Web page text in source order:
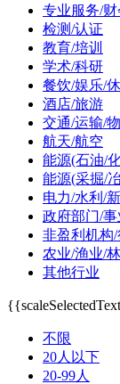
专业服务/
检测/认证
教育/培训
学术/科研
餐饮/娱乐/
酒店/旅游
交通/运输/
航天/航空
能源(石油/
能源(采掘/
电力/水利/
政府部门/
非盈利机构
农业/渔业/
其他行业
不限
20人以下
20-99人